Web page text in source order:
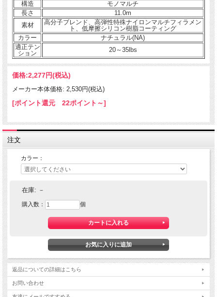
構造
モノマルチ
長さ
11.0m
素材
高分子ブレンド、高弾性特殊ナイロンマルチフィラメン
ト、低摩擦シリコン樹脂コーティング
カラー
ナチュラル(NA)
適正テン
ション
20～35lbs
価格:2,277円(税込)
メーカー本体価格: 2,530円(税込)
[ポイント還元 22ポイント～]
注文
カラー：
在庫: －
購入数： 個
返品についての詳細はこちら
お問い合わせ